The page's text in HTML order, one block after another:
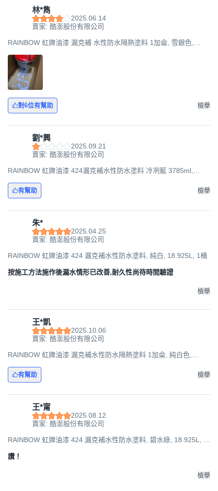
林*雋
2025.06.14
賣家: 酷澎股份有限公司
RAINBOW 虹牌油漆 漏克補 水性防水隔熱塗料 1加侖, 雪銀色,
對6位有幫助 檢舉
劉*興
2025.09.21
賣家: 酷澎股份有限公司
RAINBOW 虹牌油漆 424漏克補水性防水塗料 冷冽藍 3785ml,
有幫助 檢舉
朱*
2025.04.25
賣家: 酷澎股份有限公司
RAINBOW 虹牌油漆 424 漏克補水性防水塗料, 純白, 18.925L, 1桶
按施工方法施作後漏水情形已改善,耐久性尚待時間驗證
檢舉
王*凱
2025.10.06
賣家: 酷澎股份有限公司
RAINBOW 虹牌油漆 漏克補水性防水隔熱塗料 1加侖, 純白色,
有幫助 檢舉
王*甯
2025.08.12
賣家: 酷澎股份有限公司
RAINBOW 虹牌油漆 424 漏克補水性防水塗料, 碧水綠, 18.925L, 1
讚！
檢舉